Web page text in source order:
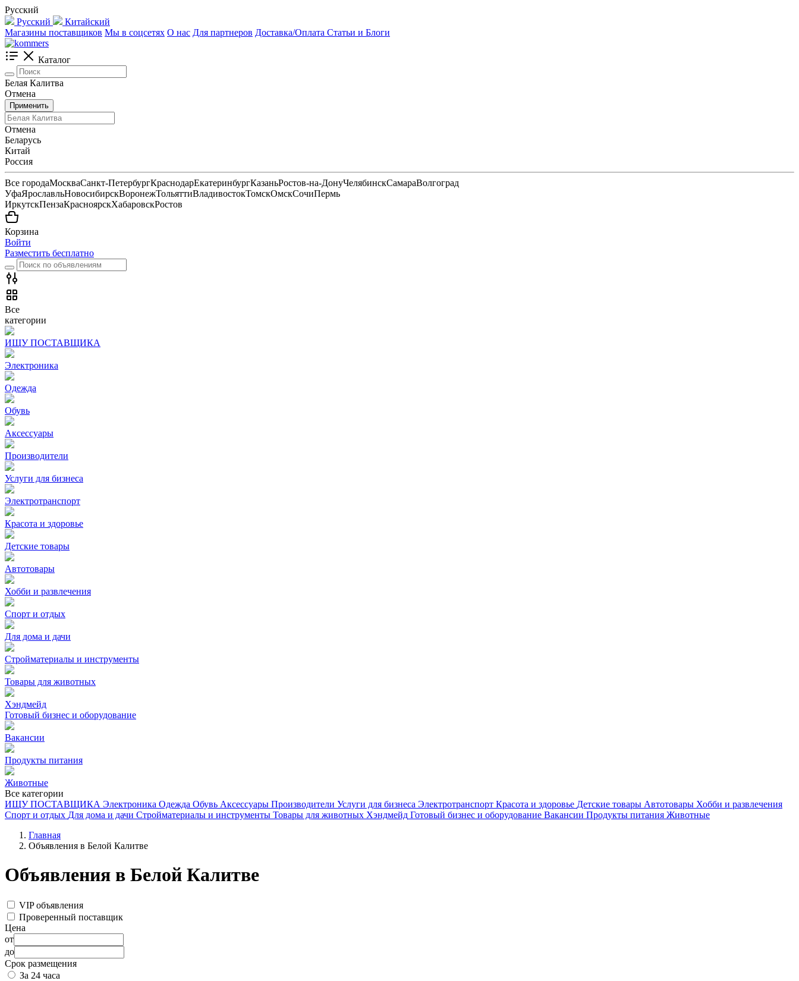
Русский
Русский
Китайский
Магазины поставщиков Мы в соцсетях О нас Для партнеров Доставка/Оплата Статьи и Блоги
Каталог
Белая Калитва
Отмена
Применить
Отмена
Беларусь
Китай
Россия
Все городаМоскваСанкт-ПетербургКраснодарЕкатеринбургКазаньРостов-на-ДонуЧелябинскСамараВолгоград
УфаЯрославльНовосибирскВоронежТольяттиВладивостокТомскОмскСочиПермь
ИркутскПензаКрасноярскХабаровскРостов
Корзина
Войти
Разместить бесплатно
Все
категории
ИЩУ ПОСТАВЩИКА
Электроника
Одежда
Обувь
Аксессуары
Производители
Услуги для бизнеса
Электротранспорт
Красота и здоровье
Детские товары
Автотовары
Хобби и развлечения
Спорт и отдых
Для дома и дачи
Стройматериалы и инструменты
Товары для животных
Хэндмейд
Готовый бизнес и оборудование
Вакансии
Продукты питания
Животные
Все категории
ИЩУ ПОСТАВЩИКА Электроника Одежда Обувь Аксессуары Производители Услуги для бизнеса Электротранспорт Красота и здоровье Детские товары Автотовары Хобби и развлечения
Спорт и отдых Для дома и дачи Стройматериалы и инструменты Товары для животных Хэндмейд Готовый бизнес и оборудование Вакансии Продукты питания Животные
Главная
Объявления в Белой Калитве
Объявления в Белой Калитве
VIP объявления
Проверенный поставщик
Цена
от
до
Срок размещения
За 24 часа